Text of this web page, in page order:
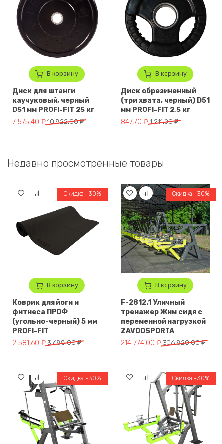
В корзину
Диск для штанги
каучуковый, черный
D51 мм PROFI-FIT 25 кг
10 822,00₽
Первоначальная цена составляла 10 822,00 ₽.
7 575,40 ₽
Текущая цена: 7 575,40 ₽.
В корзину
Диск обрезиненный
(три хвата, черный) D51
мм PROFI-FIT 2,5 кг
1 211,00₽
Первоначальная цена
847,70 ₽
Текущая цена: 847,70 ₽.
Недавно просмотренные товары
В корзину
Скидка -30%
Коврик для йоги и
фитнеса ПРОФ
(угольно-черный) 5 мм
PROFI-FIT
3 688,00₽
Первоначальная цена составляла 3 688,00 ₽.
2 581,60 ₽
Текущая цена: 2 581,60 ₽.
В корзину
Скидка -30%
F-2812.1 Уличный
тренажер Жим сидя с
переменной нагрузкой
ZAVODSPORTA
306 820,00₽
Первоначальная цена
214 774,00 ₽
Текущая цена: 214 774,00 ₽.
Скидка -30% Скидка -30%